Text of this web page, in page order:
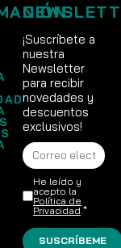
¡Suscríbete a
nuestra
Newsletter
para recibir
novedades y
descuentos
exclusivos!
He leído y
acepto la
Política de
Privacidad .*
SUSCRÍBEME